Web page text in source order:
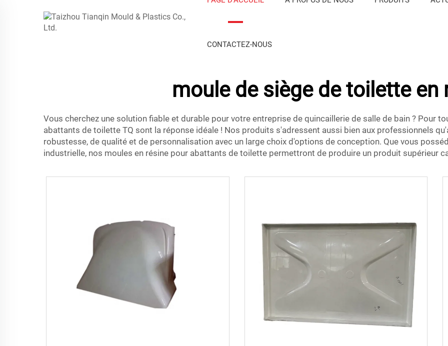
CONTACTEZ-NOUS
moule de siège de toilette en
Vous cherchez une solution fiable et durable pour votre entreprise de quincaillerie de salle de bain ? Pour
abattants de toilette TQ sont la réponse idéale ! Nos produits s'adressent aussi bien aux professionnels
robustesse, de qualité et de personnalisation avec un large choix d'options de conception. Que vous
industrielle, nos moules en résine pour abattants de toilette permettront de produire un produit supérieur